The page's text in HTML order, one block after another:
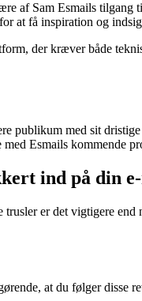
af Sam Esmails
at få inspiration og
der kræver både
publikum med sit
Esmails kommende
ind på din
er det vigtigere
at du følger disse